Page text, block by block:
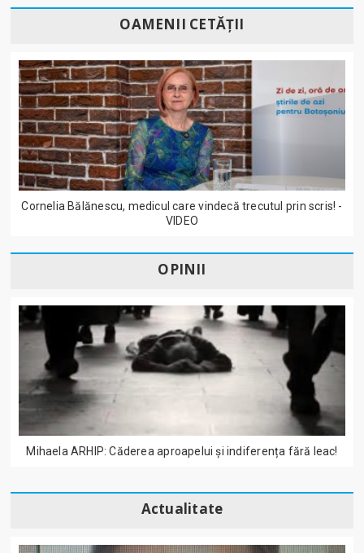
OAMENII CETĂȚII
Cornelia Bălănescu, medicul care vindecă trecutul prin scris! -
VIDEO
OPINII
Mihaela ARHIP: Căderea aproapelui și indiferența fără leac!
Actualitate